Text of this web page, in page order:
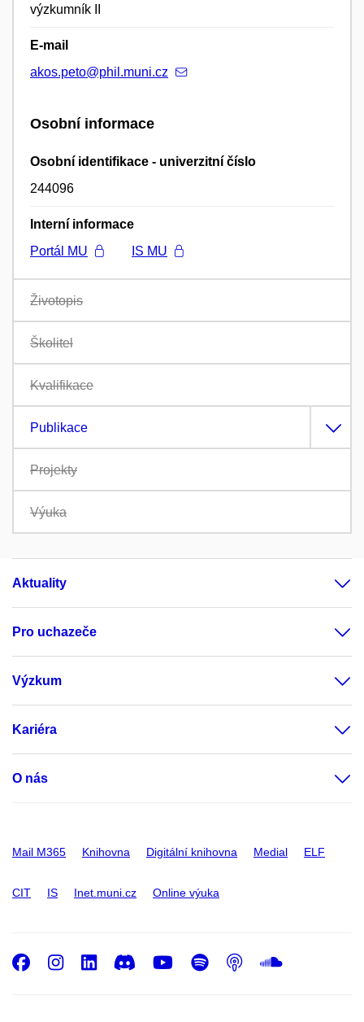
výzkumník II
E-mail
akos.peto@phil.muni.cz
Osobní informace
Osobní identifikace - univerzitní číslo
244096
Interní informace
Portál MU
IS MU
Životopis
Školitel
Kvalifikace
Publikace
Projekty
Výuka
Aktuality
Pro uchazeče
Výzkum
Kariéra
O nás
Mail M365 Knihovna Digitální knihovna Medial ELF
CIT IS Inet.muni.cz Online výuka
Facebook
Instagram
LinkedIn
DiscordYoutube
Spotify
Podcast